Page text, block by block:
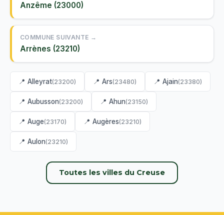
Anzême (23000)
COMMUNE SUIVANTE →
Arrènes (23210)
📍 Alleyrat(23200) 📍 Ars(23480) 📍 Ajain(23380)
📍 Aubusson(23200) 📍 Ahun(23150)
📍 Auge(23170) 📍 Augères(23210)
📍 Aulon(23210)
Toutes les villes du Creuse